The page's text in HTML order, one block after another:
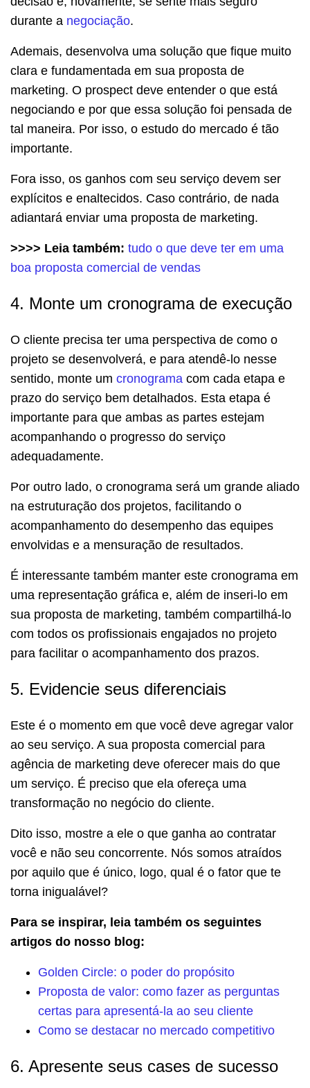
durante a negociação.
Ademais, desenvolva uma solução que fique muito
clara e fundamentada em sua proposta de
marketing. O prospect deve entender o que está
negociando e por que essa solução foi pensada de
tal maneira. Por isso, o estudo do mercado é tão
importante.
Fora isso, os ganhos com seu serviço devem ser
explícitos e enaltecidos. Caso contrário, de nada
adiantará enviar uma proposta de marketing.
>>>> Leia também: tudo o que deve ter em uma
boa proposta comercial de vendas
4. Monte um cronograma de execução
O cliente precisa ter uma perspectiva de como o
projeto se desenvolverá, e para atendê-lo nesse
sentido, monte um cronograma com cada etapa e
prazo do serviço bem detalhados. Esta etapa é
importante para que ambas as partes estejam
acompanhando o progresso do serviço
adequadamente.
Por outro lado, o cronograma será um grande aliado
na estruturação dos projetos, facilitando o
acompanhamento do desempenho das equipes
envolvidas e a mensuração de resultados.
É interessante também manter este cronograma em
uma representação gráfica e, além de inseri-lo em
sua proposta de marketing, também compartilhá-lo
com todos os profissionais engajados no projeto
para facilitar o acompanhamento dos prazos.
5. Evidencie seus diferenciais
Este é o momento em que você deve agregar valor
ao seu serviço. A sua proposta comercial para
agência de marketing deve oferecer mais do que
um serviço. É preciso que ela ofereça uma
transformação no negócio do cliente.
Dito isso, mostre a ele o que ganha ao contratar
você e não seu concorrente. Nós somos atraídos
por aquilo que é único, logo, qual é o fator que te
torna inigualável?
Para se inspirar, leia também os seguintes
artigos do nosso blog:
Golden Circle: o poder do propósito
Proposta de valor: como fazer as perguntas
certas para apresentá-la ao seu cliente
Como se destacar no mercado competitivo
6. Apresente seus cases de sucesso